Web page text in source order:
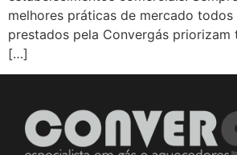
melhores práticas de mercado
prestados pela Convergás priorizam
[…]